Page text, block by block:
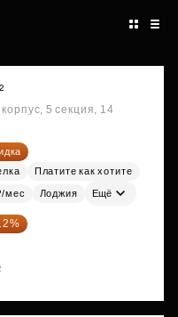
5 секция, 14
Платите как хотите
мес Лоджия Ещё